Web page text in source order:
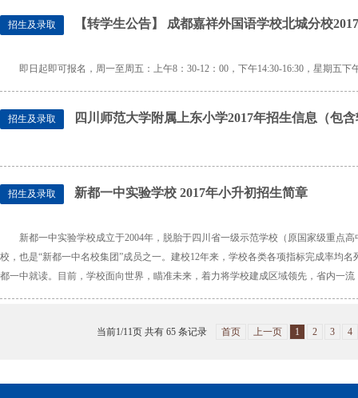
招生及录取 【转学生公告】 成都嘉祥外国语学校北城分校
即日起即可报名，周一至周五：上午8：30-12：00，下午14:30-16:30，星期五
招生及录取 四川师范大学附属上东小学2017年招生信息（包
招生及录取 新都一中实验学校 2017年小升初招生简章
新都一中实验学校成立于2004年，脱胎于四川省一级示范学校（原国家级重点
校，也是“新都一中名校集团”成员之一。建校12年来，学校各类各项指标完成率均
都一中就读。目前，学校面向世界，瞄准未来，着力将学校建成区域领先，省内一
当前1/11页 共有 65 条记录 首页 上一页 1 2 3 4